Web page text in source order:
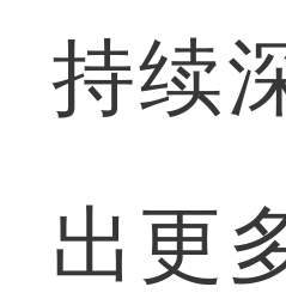
持续
出更